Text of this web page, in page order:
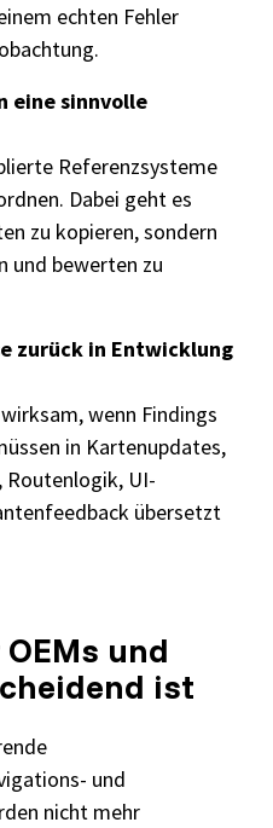
echten Fehler
eine sinnvolle
Referenzsysteme
Dabei geht es
zu kopieren, sondern
und bewerten zu
zurück in Entwicklung
wenn Findings
in Kartenupdates,
Routenlogik, UI-
übersetzt
und
ist
und
nicht mehr